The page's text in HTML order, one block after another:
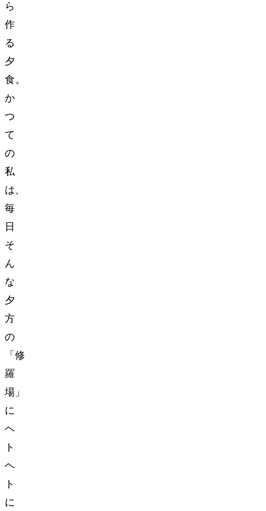
ら
作
る
夕
食……。
か
つ
て
の
私
は、
毎
日
そ
ん
な
夕
方
の
「修
羅
場」
に
ヘ
ト
ヘ
ト
に